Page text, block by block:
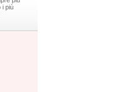
i più